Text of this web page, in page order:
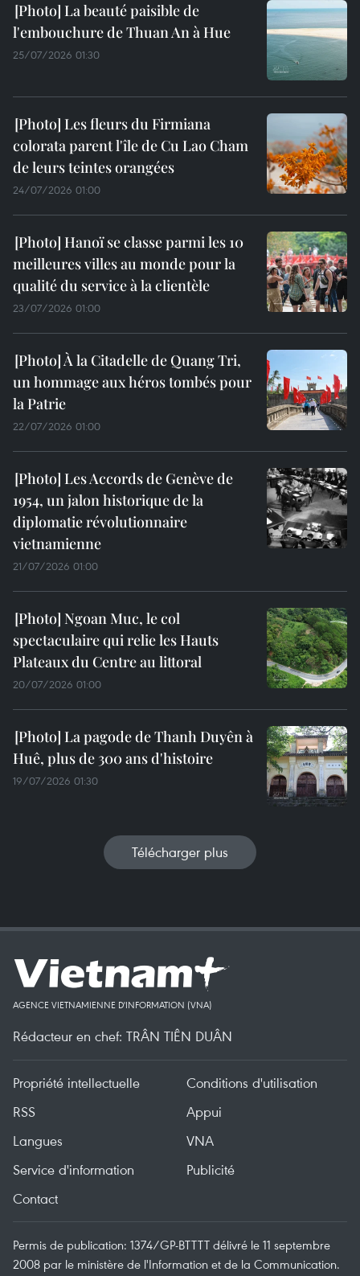
La beauté paisible de
l'embouchure de Thuan An à Hue
25/07/2026 01:30
Les fleurs du Firmiana
colorata parent l'île de Cu Lao Cham
de leurs teintes orangées
24/07/2026 01:00
Hanoï se classe parmi les 10
meilleures villes au monde pour la
qualité du service à la clientèle
23/07/2026 01:00
À la Citadelle de Quang Tri,
un hommage aux héros tombés pour
la Patrie
22/07/2026 01:00
Les Accords de Genève de
1954, un jalon historique de la
diplomatie révolutionnaire
vietnamienne
21/07/2026 01:00
Ngoan Muc, le col
spectaculaire qui relie les Hauts
Plateaux du Centre au littoral
20/07/2026 01:00
La pagode de Thanh Duyên à
Huê, plus de 300 ans d'histoire
19/07/2026 01:30
Télécharger plus
AGENCE VIETNAMIENNE D'INFORMATION (VNA)
Rédacteur en chef: TRÂN TIÊN DUÂN
Propriété intellectuelle
Conditions d'utilisation
RSS
Appui
Langues
VNA
Service d'information
Publicité
Contact
Permis de publication: 1374/GP-BTTTT délivré le 11 septembre
2008 par le ministère de l'Information et de la Communication.